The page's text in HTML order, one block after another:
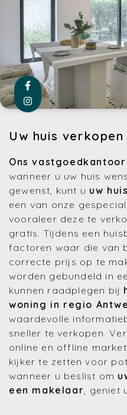
Uw huis
Ons vastgoedkantoor
wanneer u uw huis
gewenst, kunt u uw
een van onze
vooraleer deze te
gratis. Tijdens een
factoren waar die van
correcte prijs op te
worden gebundeld in
kunnen raadplegen bij
woning in regio
waardevolle
sneller te verkopen.
online en offline
kijker te zetten voor
wanneer u beslist om
een makelaar, geniet